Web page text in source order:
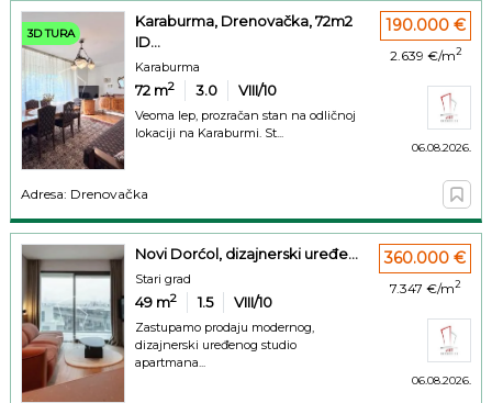
3D TURA
Karaburma, Drenovačka, 72m2
ID...
Karaburma
72 m2 3.0 VIII/10
Veoma lep, prozračan stan na odličnoj
lokaciji na Karaburmi. St...
190.000 €
2.639 €/m2
06.08.2026.
Adresa: Drenovačka
Novi Dorćol, dizajnerski uređe...
Stari grad
49 m2 1.5 VIII/10
Zastupamo prodaju modernog,
dizajnerski uređenog studio
apartmana...
360.000 €
7.347 €/m2
06.08.2026.